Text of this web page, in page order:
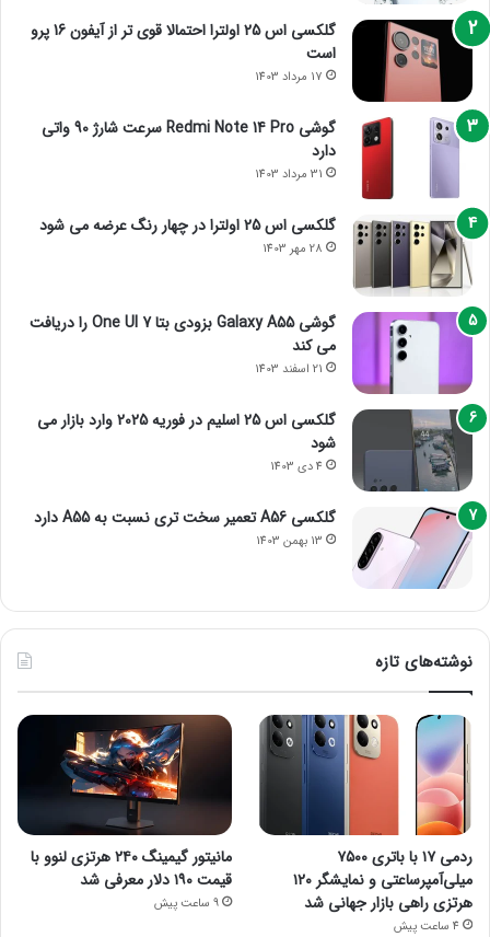
گلکسی اس 25 اولترا احتمالا قوی تر از آیفون 16 پرو
است
17 مرداد 1403
گوشی Redmi Note 14 Pro سرعت شارژ 90 واتی
دارد
31 مرداد 1403
گلکسی اس 25 اولترا در چهار رنگ عرضه می شود
28 مهر 1403
گوشی Galaxy A55 بزودی بتا One UI 7 را دریافت
می کند
21 اسفند 1403
گلکسی اس 25 اسلیم در فوریه 2025 وارد بازار می
شود
4 دی 1403
گلکسی A56 تعمیر سخت تری نسبت به A55 دارد
13 بهمن 1403
نوشته‌های تازه
ردمی ۱۷ با باتری ۷۵۰۰
میلی‌آمپرساعتی و نمایشگر ۱۲۰
هرتزی راهی بازار جهانی شد
4 ساعت پیش
مانیتور گیمینگ ۲۴۰ هرتزی لنوو با
قیمت ۱۹۰ دلار معرفی شد
9 ساعت پیش